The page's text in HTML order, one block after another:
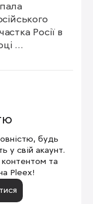
Росії в
тяжка
санкцій,
будь
у свій акаунт.
та
Pleex!